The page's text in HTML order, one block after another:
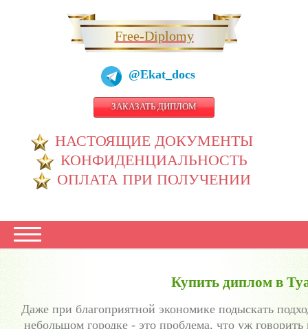
Free-Diplomy
@Ekat_docs
ЗАКАЗАТЬ ДИПЛОМ
НАСТОЯЩИЕ ДОКУМЕНТЫ
КОНФИДЕНЦИАЛЬНОСТЬ
ОПЛАТА ПРИ ПОЛУЧЕНИИ
Купить диплом в
Даже при благоприятной экономике подыскать
небольшом городке - это проблема, что уж